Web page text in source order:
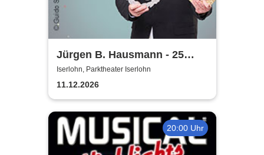
Jürgen B. Hausmann - 25
Jahre - Dat is e Ding!
Iserlohn, Parktheater Iserlohn
11.12.2026
20:00 Uhr